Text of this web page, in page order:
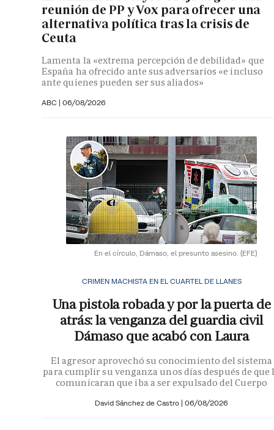
reunión de PP y Vox para ofrecer una
alternativa política tras la crisis de
Ceuta
Lamenta la «extrema percepción de debilidad» que
España ha ofrecido ante sus adversarios «e incluso
ante quienes pueden ser sus aliados»
ABC | 06/08/2026
En el círculo, Dámaso, el presunto asesino. (EFE)
CRIMEN MACHISTA EN EL CUARTEL DE LLANES
Una pistola robada y por la puerta de
atrás: la venganza del guardia civil
Dámaso que acabó con Laura
El agresor aprovechó su conocimiento del sistema
para cumplir su venganza unos días después de que
comunicaran que iba a ser expulsado del Cuerpo
David Sánchez de Castro | 06/08/2026